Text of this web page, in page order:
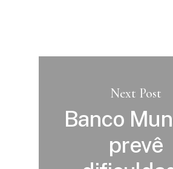
Next Post
Banco
prevê